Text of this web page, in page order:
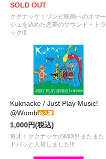
SOLD OUT
ククナッケ！ゾンビ映画へのオマー
ジュを込めた悪夢のサウンド・トラ
ック!!!
Kuknacke / Just Play Music!
@Womb
1,000円(税込)
奇才！ククナッケのMIX!!! またまた
ドバッと入荷しました!!!